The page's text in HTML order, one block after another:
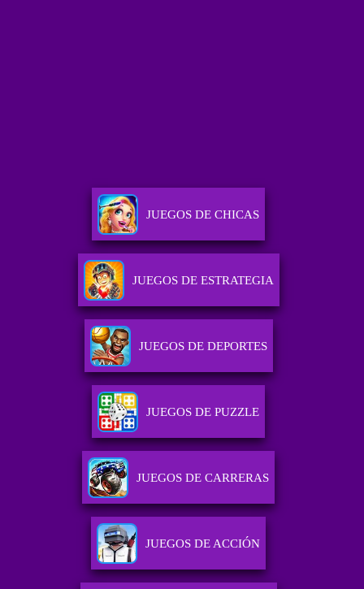
JUEGOS DE CHICAS
JUEGOS DE ESTRATEGIA
JUEGOS DE DEPORTES
JUEGOS DE PUZZLE
JUEGOS DE CARRERAS
JUEGOS DE ACCIÓN